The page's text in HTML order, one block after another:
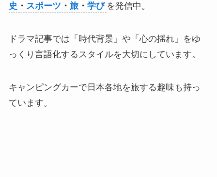
史 ・ スポーツ ・ 旅・ 学び を発信中。
ドラマ記事では「時代背景」や「心の揺れ」をゆ
っくり言語化するスタイルを大切にしています。
キャンピングカーで日本各地を旅する趣味も持っ
ています。